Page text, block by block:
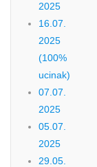
2025
16.07.
2025
(100%
ucinak)
07.07.
2025
05.07.
2025
29.05.